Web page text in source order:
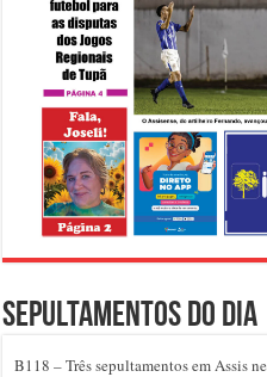
Sepultamentos do dia
B118 – Três sepultamentos em Assis